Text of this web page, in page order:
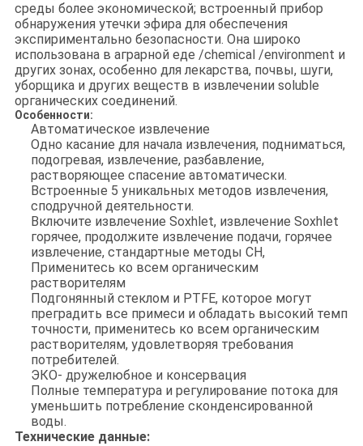
среды более экономической; встроенный прибор
обнаружения утечки эфира для обеспечения
экспириментально безопасности. Она широко
использована в аграрной еде /chemical /environment и
других зонах, особенно для лекарства, почвы, шуги,
уборщика и других веществ в извлечении soluble
органических соединений.
Особенности:
Автоматическое извлечение
Одно касание для начала извлечения, подниматься,
подогревая, извлечение, разбавление,
растворяющее спасение автоматически.
Встроенные 5 уникальных методов извлечения,
сподручной деятельности.
Включите извлечение Soxhlet, извлечение Soxhlet
горячее, продолжите извлечение подачи, горячее
извлечение, стандартные методы CH,
Применитесь ко всем органическим
растворителям
Подгонянный стеклом и PTFE, которое могут
преградить все примеси и обладать высокий темп
точности, применитесь ко всем органическим
растворителям, удовлетворяя требования
потребителей.
ЭКО- дружелюбное и консервация
Полные температура и регулирование потока для
уменьшить потребление сконденсированной
воды.
Технические данные: